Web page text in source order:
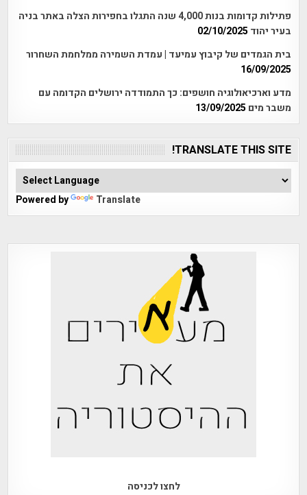
פתילות קדומות בנות 4,000 שנה התגלו בחפירות הצלה באתר בניה
בעיר יהוד 02/10/2025
בית הגמדים של קיבוץ עמיעד | עמדת השמירה ממלחמת השחרור
16/09/2025
מדע וארכיאולוגיה חושפים: כך התמודדה ירושלים הקדומה עם
משבר מים 13/09/2025
TRANSLATE THIS SITE!
Powered by Translate
לחצו לכניסה